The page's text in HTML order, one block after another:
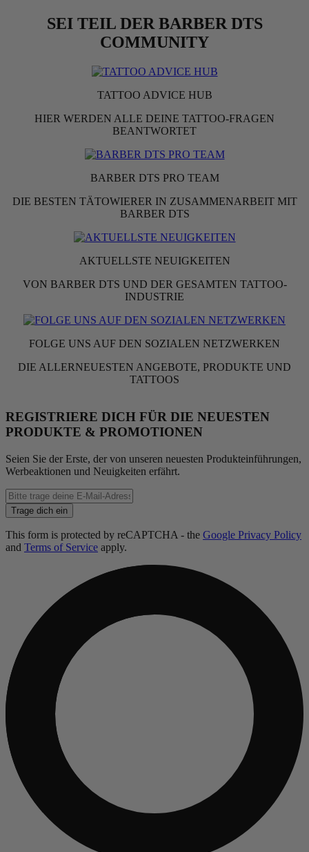
SEI TEIL DER BARBER DTS
COMMUNITY
TATTOO ADVICE HUB
HIER WERDEN ALLE DEINE TATTOO-FRAGEN
BEANTWORTET
BARBER DTS PRO TEAM
DIE BESTEN TÄTOWIERER IN ZUSAMMENARBEIT MIT
BARBER DTS
AKTUELLSTE NEUIGKEITEN
VON BARBER DTS UND DER GESAMTEN TATTOO-
INDUSTRIE
FOLGE UNS AUF DEN SOZIALEN NETZWERKEN
DIE ALLERNEUESTEN ANGEBOTE, PRODUKTE UND
TATTOOS
REGISTRIERE DICH FÜR DIE NEUESTEN
PRODUKTE & PROMOTIONEN
Seien Sie der Erste, der von unseren neuesten Produkteinführungen,
Werbeaktionen und Neuigkeiten erfährt.
Enter
email
address
Trage dich ein
This form is protected by reCAPTCHA - the Google Privacy Policy
and Terms of Service apply.